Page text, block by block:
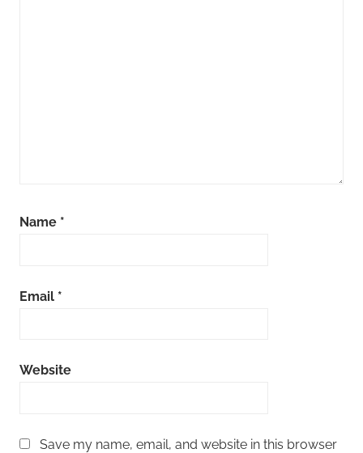
Name *
Email *
Website
Save my name, email, and website in this browser